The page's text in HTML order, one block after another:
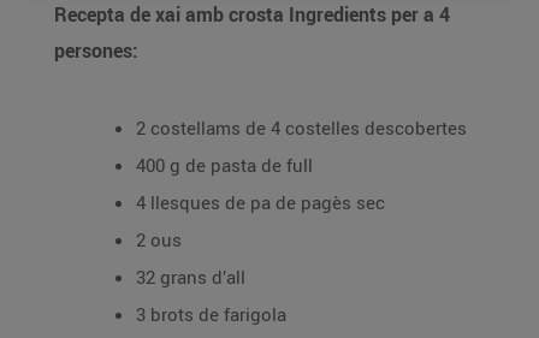
Recepta de xai amb crosta Ingredients per a 4
persones:
2 costellams de 4 costelles descobertes
400 g de pasta de full
4 llesques de pa de pagès sec
2 ous
32 grans d’all
3 brots de farigola